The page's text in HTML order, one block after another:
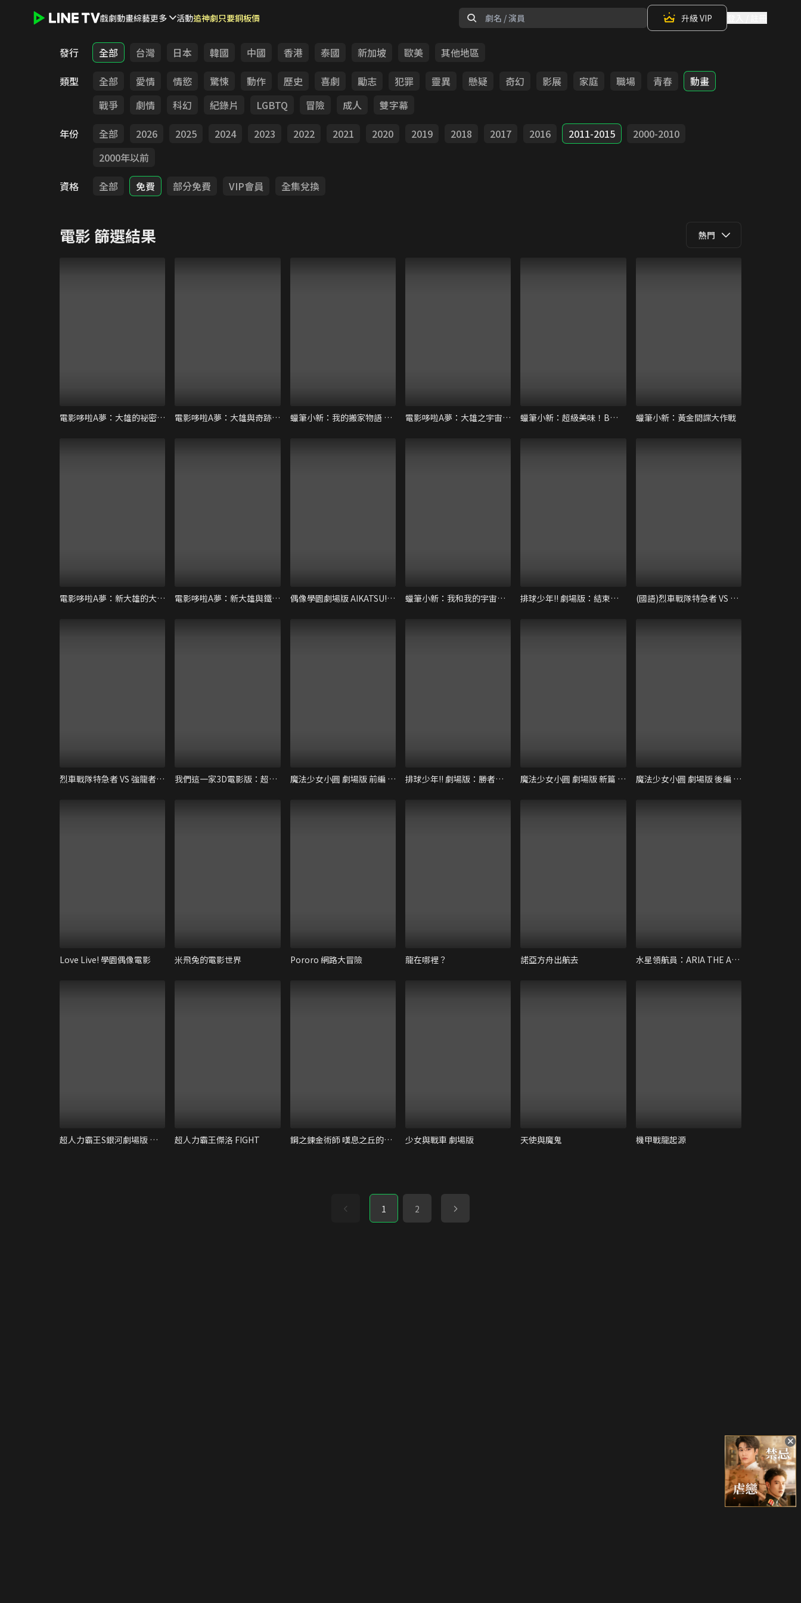
戲劇動畫綜藝更多 活動追神劇只要銅板價 升級 VIP
發行 全部 台灣 日本 韓國 中國 香港 泰國 新加坡 歐美
其他地區
類型
全部 愛情 情慾 驚悚 動作 歷史 喜劇 勵志 犯罪 靈異 懸疑 奇幻 影展 家庭 職場 青春
動畫
戰爭
劇情 科幻 紀錄片 LGBTQ 冒險 成人
雙字幕
年份
全部 2026 2025 2024 2023 2022 2021 2020 2019 2018 2017 2016 2011-2015
2000-2010
2000年以前
資格
全部 免費 部分免費 VIP會員 全集兌換
電影 篩選結果 熱門
電影哆啦A夢：大雄的祕密道具博物館 電影哆啦A夢：大雄與奇跡之島～Animal adventure 蠟筆小新：我的搬家物語 仙人掌大襲擊！ 電影哆啦A夢：大雄之宇宙英雄記 蠟筆小新：超級美味！B級美食大逃亡！！ 蠟筆小新：黃金間諜大作戰
電影哆啦A夢：新大雄的大魔境～扁扁與五人之探險隊 電影哆啦A夢：新大雄與鐵人兵團～振翅吧 天使們 偶像學園劇場版 AIKATSU! THE MOVIE 蠟筆小新：我和我的宇宙公主 排球少年!! 劇場版：結束與開始 (國語)烈車戰隊特急者 VS 強龍者 THE MOVIE
烈車戰隊特急者 VS 強龍者 THE MOVIE 我們這一家3D電影版：超能力花媽 魔法少女小圓 劇場版 前編 最初的物語 排球少年!! 劇場版：勝者與敗者 魔法少女小圓 劇場版 新篇 叛逆的物語 魔法少女小圓 劇場版 後編 永遠的物語
Love Live! 學園偶像電影 米飛兔的電影世界 Pororo 網路大冒險 龍在哪裡？ 諾亞方舟出航去 水星領航員：ARIA THE AVVENIRE
超人力霸王S銀河劇場版 決戰！超人10勇士 超人力霸王傑洛 FIGHT 鋼之鍊金術師 嘆息之丘的聖星 劇場版 少女與戰車 劇場版 天使與魔鬼 機甲戰龍起源
1 2